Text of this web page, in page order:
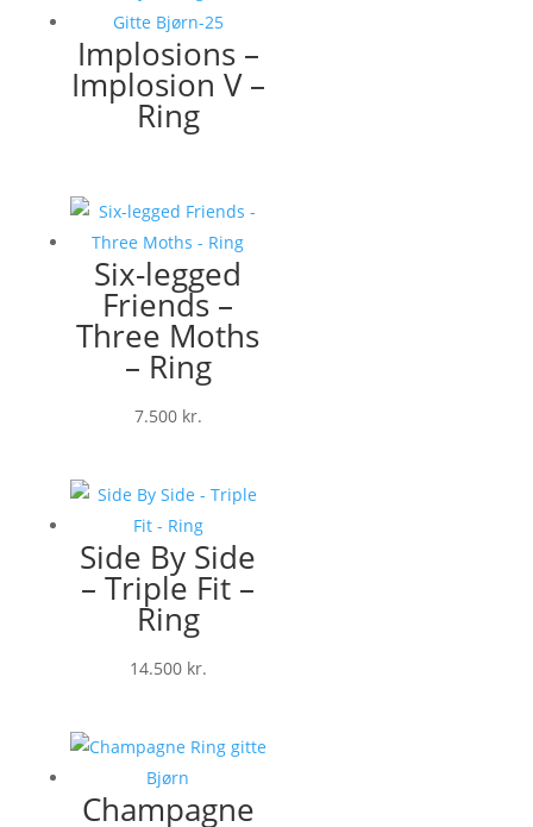
Implosions –
Implosion V –
Ring
Six-legged
Friends –
Three Moths
– Ring
7.500 kr.
Side By Side
– Triple Fit –
Ring
14.500 kr.
Champagne